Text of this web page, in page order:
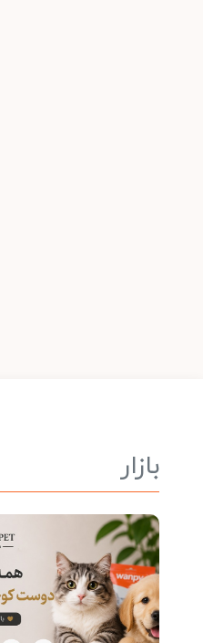
بازار